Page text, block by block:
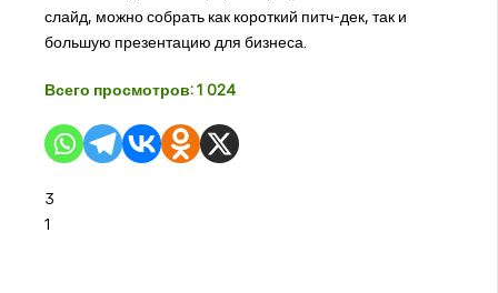
слайд, можно собрать как короткий питч-дек, так и
большую презентацию для бизнеса.
Всего просмотров: 1 024
3
1